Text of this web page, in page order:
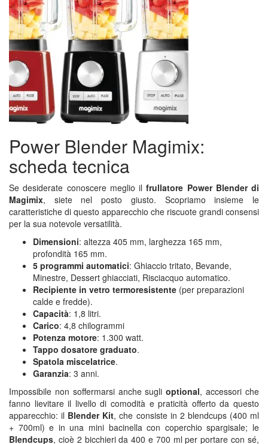
Power Blender Magimix:
scheda tecnica
Se desiderate conoscere meglio ilfrullatore Power Blender di
Magimix, siete nel posto giusto. Scopriamo insieme le
caratteristiche di questo apparecchio che riscuote grandi consensi
per la sua notevole versatilità.
Dimensioni: altezza 405 mm, larghezza 165 mm,
profondità 165 mm.
5 programmi automatici: Ghiaccio tritato, Bevande,
Minestre, Dessert ghiacciati, Risciacquo automatico.
Recipiente in vetro termoresistente (per preparazioni
calde e fredde).
Capacità: 1,8 litri.
Carico: 4,8 chilogrammi
Potenza motore: 1.300 watt.
Tappo dosatore graduato.
Spatola miscelatrice.
Garanzia: 3 anni.
Impossibile non soffermarsi anche suglioptional, accessori che
fanno lievitare il livello di comodità e praticità offerto da questo
apparecchio: il Blender Kit, che consiste in 2 blendcups (400 ml
+ 700ml) e in una mini bacinella con coperchio spargisale; le
Blendcups, cioè 2 bicchieri da 400 e 700 ml per portare con sé,